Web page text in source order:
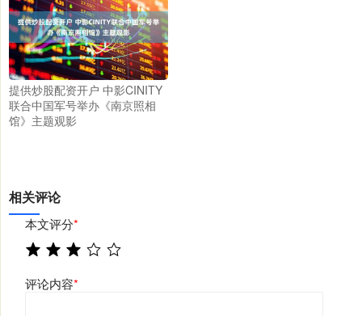
提供炒股配资开户 中影CINITY
联合中国军号举办《南京照相
馆》主题观影
相关评论
本文评分*
评论内容*